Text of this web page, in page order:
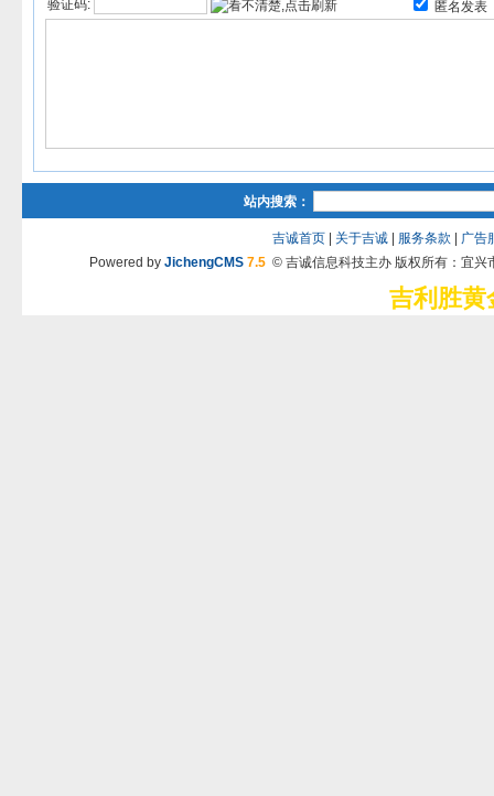
验证码:
匿名发表
站内搜索：
吉诚首页 关于吉诚 服务条款
广告
Powered by JichengCMS 7.5© 吉诚信息科技主办 版权所有：宜兴
吉利胜